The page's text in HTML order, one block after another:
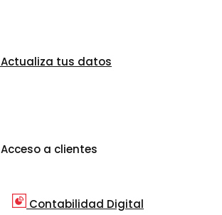
Actualiza tus datos
Acceso a clientes
Contabilidad Digital